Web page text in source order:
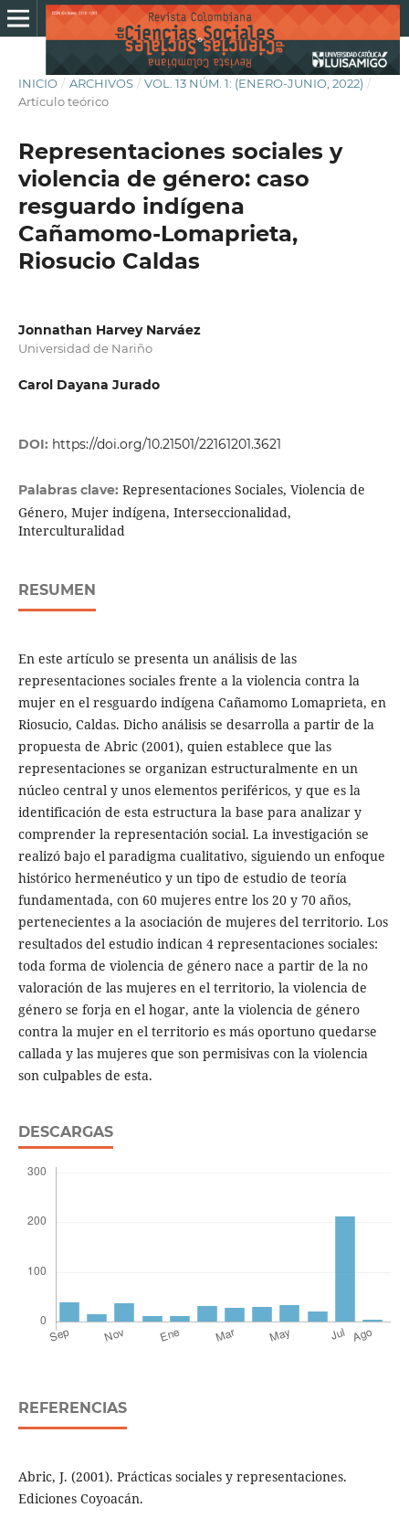
INICIO / ARCHIVOS / VOL. 13 NÚM. 1: (ENERO-JUNIO, 2022) /
Artículo teórico
Representaciones sociales y
violencia de género: caso
resguardo indígena
Cañamomo-Lomaprieta,
Riosucio Caldas
Jonnathan Harvey Narváez
Universidad de Nariño
Carol Dayana Jurado
DOI: https://doi.org/10.21501/22161201.3621
Palabras clave: Representaciones Sociales, Violencia de
Género, Mujer indígena, Interseccionalidad,
Interculturalidad
RESUMEN
En este artículo se presenta un análisis de las
representaciones sociales frente a la violencia contra la
mujer en el resguardo indígena Cañamomo Lomaprieta, en
Riosucio, Caldas. Dicho análisis se desarrolla a partir de la
propuesta de Abric (2001), quien establece que las
representaciones se organizan estructuralmente en un
núcleo central y unos elementos periféricos, y que es la
identificación de esta estructura la base para analizar y
comprender la representación social. La investigación se
realizó bajo el paradigma cualitativo, siguiendo un enfoque
histórico hermenéutico y un tipo de estudio de teoría
fundamentada, con 60 mujeres entre los 20 y 70 años,
pertenecientes a la asociación de mujeres del territorio. Los
resultados del estudio indican 4 representaciones sociales:
toda forma de violencia de género nace a partir de la no
valoración de las mujeres en el territorio, la violencia de
género se forja en el hogar, ante la violencia de género
contra la mujer en el territorio es más oportuno quedarse
callada y las mujeres que son permisivas con la violencia
son culpables de esta.
DESCARGAS
REFERENCIAS
Abric, J. (2001). Prácticas sociales y representaciones.
Ediciones Coyoacán.